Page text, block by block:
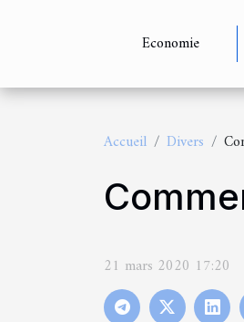
Economie
Accueil Divers
21 mars 2020 17:20